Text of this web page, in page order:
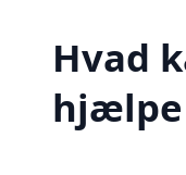
Hvad
hjælpe